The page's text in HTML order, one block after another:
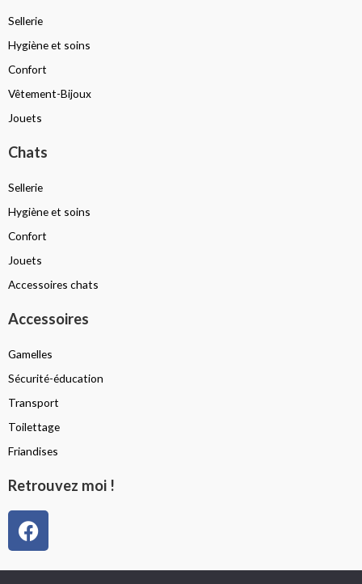
Sellerie
Hygiène et soins
Confort
Vêtement-Bijoux
Jouets
Chats
Sellerie
Hygiène et soins
Confort
Jouets
Accessoires chats
Accessoires
Gamelles
Sécurité-éducation
Transport
Toilettage
Friandises
Retrouvez moi !
F
a